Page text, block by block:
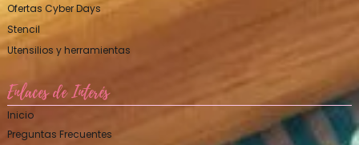
Ofertas Cyber Days
Stencil
Utensilios y herramientas
Enlaces de Interés
Inicio
Preguntas Frecuentes